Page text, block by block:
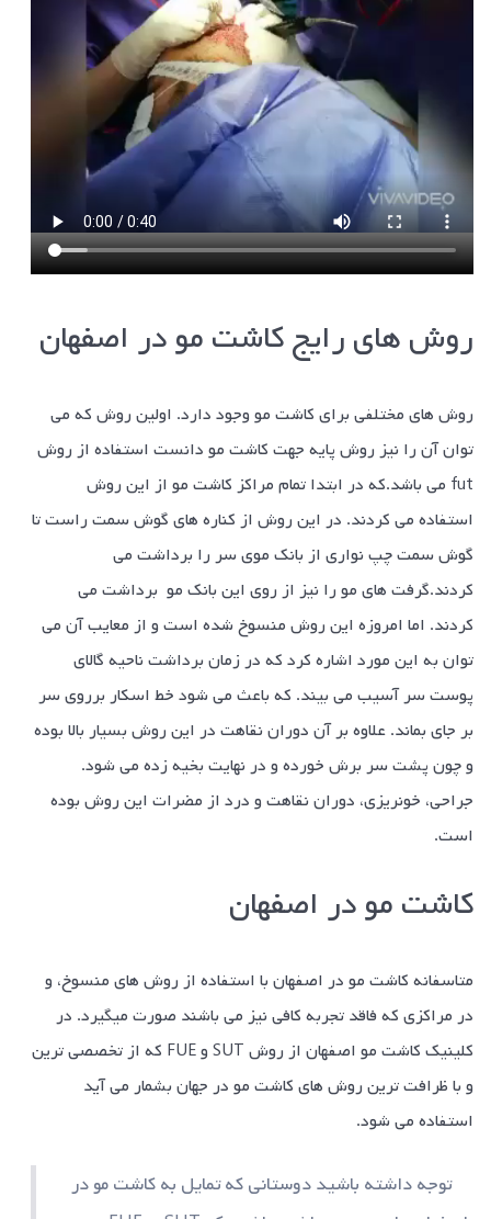
روش های رایج کاشت مو در اصفهان
روش های مختلفی برای کاشت مو وجود دارد. اولین روش که می
توان آن را نیز روش پایه جهت کاشت مو دانست استفاده از روش
fut می باشد.که در ابتدا تمام مراکز کاشت مو از این روش
استفاده می کردند. در این روش از کناره های گوش سمت راست تا
گوش سمت چپ نواری از بانک موی سر را برداشت می
کردند.گرفت های مو را نیز از روی این بانک مو برداشت می
کردند. اما امروزه این روش منسوخ شده است و از معایب آن می
توان به این مورد اشاره کرد که در زمان برداشت ناحیه گالای
پوست سر آسیب می بیند. که باعث می شود خط اسکار برروی سر
بر جای بماند. علاوه بر آن دوران نقاهت در این روش بسیار بالا بوده
و چون پشت سر برش خورده و در نهایت بخیه زده می شود.
جراحی، خونریزی، دوران نقاهت و درد از مضرات این روش بوده
است.
کاشت مو در اصفهان
متاسفانه کاشت مو در اصفهان با استفاده از روش های منسوخ، و
در مراکزی که فاقد تجربه کافی نیز می باشند صورت میگیرد. در
کلینیک کاشت مو اصفهان از روش SUT و FUE که از تخصصی ترین
و با ظرافت ترین روش های کاشت مو در جهان بشمار می آید
استفاده می شود.
توجه داشته باشید دوستانی که تمایل به کاشت مو در